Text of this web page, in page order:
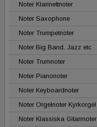
Noter Klarinettnoter
Noter Saxophone
Noter Trumpetnoter
Noter Big Band, Jazz etc
Noter Trumnoter
Noter Pianonoter
Noter Keyboardnoter
Noter Orgelnoter Kyrkorgel
Noter Klassiska Gitarrnoter